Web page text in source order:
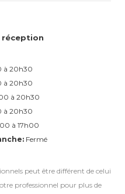
réception
à 20h30
à 20h30
à 20h30
à 20h30
à 17h00
Fermé
peut être différent de celui
professionnel pour plus de